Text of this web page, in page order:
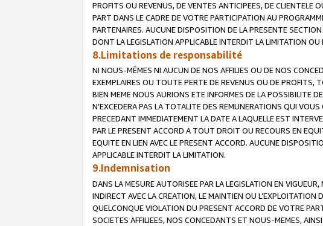
PROFITS OU REVENUS, DE VENTES ANTICIPEES, DE CLIENTELE
PART DANS LE CADRE DE VOTRE PARTICIPATION AU
PARTENAIRES. AUCUNE DISPOSITION DE LA PRESENTE
DONT LA LEGISLATION APPLICABLE INTERDIT LA LIMITATION OU
8.Limitations de responsabilité
NI NOUS-MÊMES NI AUCUN DE NOS AFFILIES OU DE NOS
EXEMPLAIRES OU TOUTE PERTE DE REVENUS OU DE PROFITS,
BIEN MEME NOUS AURIONS ETE INFORMES DE LA POSSIBILITE
N’EXCEDERA PAS LA TOTALITE DES REMUNERATIONS QUI
PRECEDANT IMMEDIATEMENT LA DATE A LAQUELLE EST
PAR LE PRESENT ACCORD A TOUT DROIT OU RECOURS EN
EQUITE EN LIEN AVEC LE PRESENT ACCORD. AUCUNE
APPLICABLE INTERDIT LA LIMITATION.
9.Indemnisation
DANS LA MESURE AUTORISEE PAR LA LEGISLATION EN
INDIRECT AVEC LA CREATION, LE MAINTIEN OU
QUELCONQUE VIOLATION DU PRESENT ACCORD DE VOTRE
SOCIETES AFFILIEES, NOS CONCEDANTS ET NOUS-MEMES,